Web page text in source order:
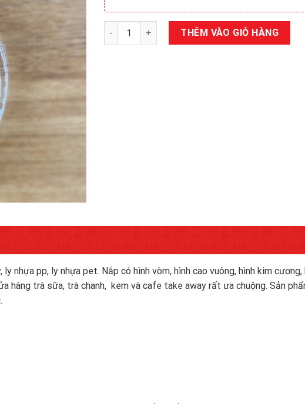
Nắp nhựa bằng 117 số lượngTHÊM VÀO GIỎ HÀNG
nhựa pp, ly nhựa pet. Nắp có hình vòm, hình cao vuông, hình kim
hàng trà sữa, trà chanh, kem và cafe take away rất ưa chuộng. Sản